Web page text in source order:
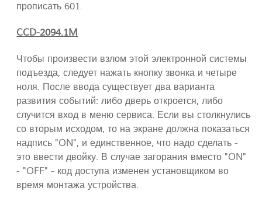
прописать 601.
CCD-2094.1M
Чтобы произвести взлом этой электронной системы
подъезда, следует нажать кнопку звонка и четыре
ноля. После ввода существует два варианта
развития событий: либо дверь откроется, либо
случится вход в меню сервиса. Если вы столкнулись
со вторым исходом, то на экране должна показаться
надпись "ON", и единственное, что надо сделать -
это ввести двойку. В случае загорания вместо "ON"
- "OFF" - код доступа изменен установщиком во
время монтажа устройства.